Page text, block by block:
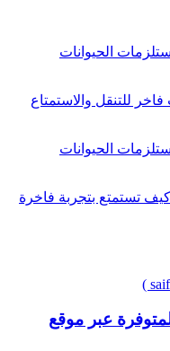
للتنقل والاستمتاع
تستمتع بتجربة فاخرة
عبر موقع